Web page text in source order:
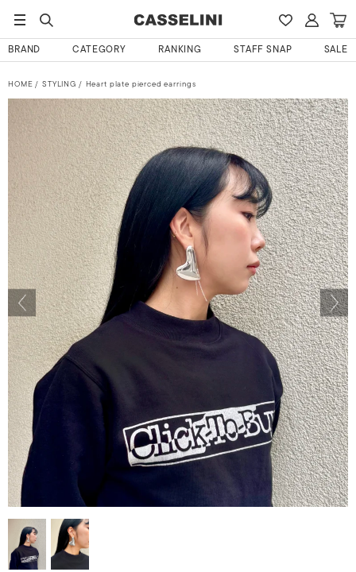
BRAND CATEGORY RANKING STAFF SNAP SALE
HOME STYLING Heart plate pierced earrings